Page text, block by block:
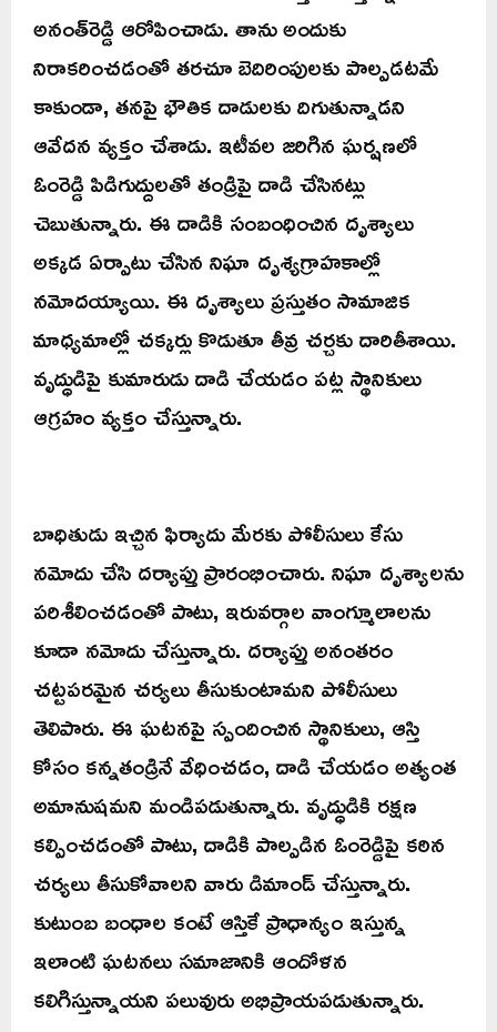
అనంత్‌రెడ్డి ఆరోపించాడు. తాను అందుకు
నిరాకరించడంతో తరచూ బెదిరింపులకు పాల్పడటమే
కాకుండా, తనపై భౌతిక దాడులకు దిగుతున్నాడని
ఆవేదన వ్యక్తం చేశాడు. ఇటీవల జరిగిన ఘర్షణలో
ఓంరెడ్డి పిడిగుద్దులతో తండ్రిపై దాడి చేసినట్లు
చెబుతున్నారు. ఈ దాడికి సంబంధించిన దృశ్యాలు
అక్కడ ఏర్పాటు చేసిన నిఘా దృశ్యగ్రాహకాల్లో
నమోదయ్యాయి. ఈ దృశ్యాలు ప్రస్తుతం సామాజిక
మాధ్యమాల్లో చక్కర్లు కొడుతూ తీవ్ర చర్చకు దారితీశాయి.
వృద్ధుడిపై కుమారుడు దాడి చేయడం పట్ల స్థానికులు
ఆగ్రహం వ్యక్తం చేస్తున్నారు.
బాధితుడు ఇచ్చిన ఫిర్యాదు మేరకు పోలీసులు కేసు
నమోదు చేసి దర్యాప్తు ప్రారంభించారు. నిఘా దృశ్యాలను
పరిశీలించడంతో పాటు, ఇరువర్గాల వాంగ్మూలాలను
కూడా నమోదు చేస్తున్నారు. దర్యాప్తు అనంతరం
చట్టపరమైన చర్యలు తీసుకుంటామని పోలీసులు
తెలిపారు. ఈ ఘటనపై స్పందించిన స్థానికులు, ఆస్తి
కోసం కన్నతండ్రినే వేధించడం, దాడి చేయడం అత్యంత
అమానుషమని మండిపడుతున్నారు. వృద్ధుడికి రక్షణ
కల్పించడంతో పాటు, దాడికి పాల్పడిన ఓంరెడ్డిపై కఠిన
చర్యలు తీసుకోవాలని వారు డిమాండ్ చేస్తున్నారు.
కుటుంబ బంధాల కంటే ఆస్తికే ప్రాధాన్యం ఇస్తున్న
ఇలాంటి ఘటనలు సమాజానికి ఆందోళన
కలిగిస్తున్నాయని పలువురు అభిప్రాయపడుతున్నారు.